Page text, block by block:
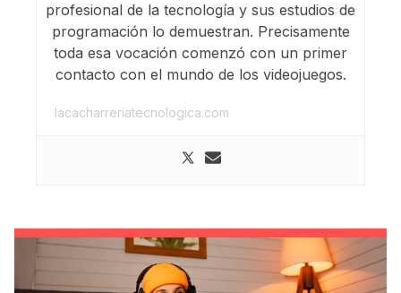
profesional de la tecnología y sus estudios de
programación lo demuestran. Precisamente
toda esa vocación comenzó con un primer
contacto con el mundo de los videojuegos.
lacacharreriatecnologica.com